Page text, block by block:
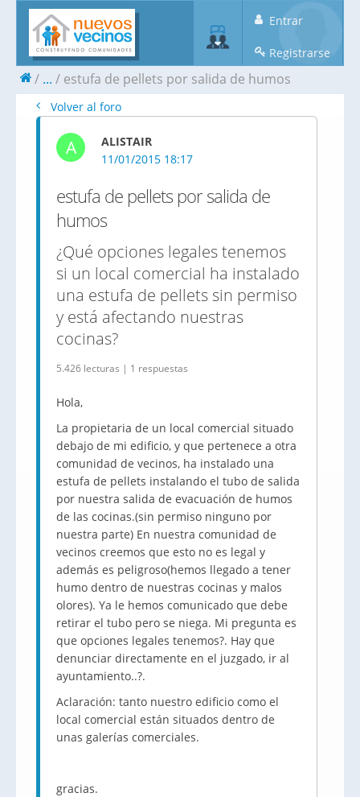
Entrar
Registrarse
... estufa de pellets por salida de humos
Volver al foro
A
ALISTAIR
11/01/2015 18:17
estufa de pellets por salida de
humos
¿Qué opciones legales tenemos
si un local comercial ha instalado
una estufa de pellets sin permiso
y está afectando nuestras
cocinas?
5.426 lecturas | 1 respuestas
Hola,
La propietaria de un local comercial situado
debajo de mi edificio, y que pertenece a otra
comunidad de vecinos, ha instalado una
estufa de pellets instalando el tubo de salida
por nuestra salida de evacuación de humos
de las cocinas.(sin permiso ninguno por
nuestra parte) En nuestra comunidad de
vecinos creemos que esto no es legal y
además es peligroso(hemos llegado a tener
humo dentro de nuestras cocinas y malos
olores). Ya le hemos comunicado que debe
retirar el tubo pero se niega. Mi pregunta es
que opciones legales tenemos?. Hay que
denunciar directamente en el juzgado, ir al
ayuntamiento..?.
Aclaración: tanto nuestro edificio como el
local comercial están situados dentro de
unas galerías comerciales.
gracias.